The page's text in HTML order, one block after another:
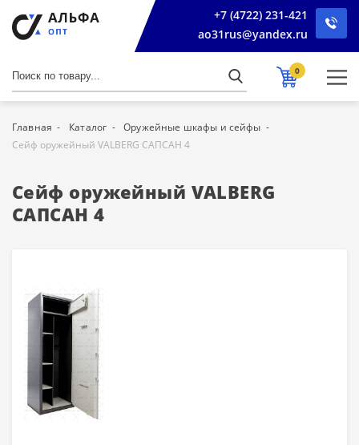
+7 (4722) 231-421
ao31rus@yandex.ru
0
Главная Каталог
Оружейные шкафы и сейфы
Сейф оружейный VALBERG САПСАН 4
Сейф оружейный VALBERG
САПСАН 4